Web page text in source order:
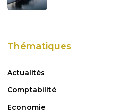
Thématiques
Actualités
Comptabilité
Economie